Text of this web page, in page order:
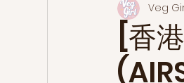
素食食譜 素食
素食生活
[香
Veg